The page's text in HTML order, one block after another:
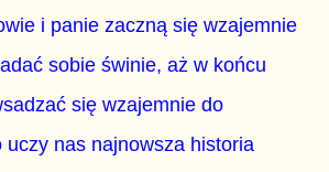
i panie zaczną się wzajemnie
sobie świnie, aż w końcu
się wzajemnie do
uczy nas najnowsza historia